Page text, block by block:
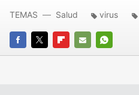
FACEBOOK
TWITTERFLIPBOARD
E-
WHATSAPP
TEMAS Salud virus